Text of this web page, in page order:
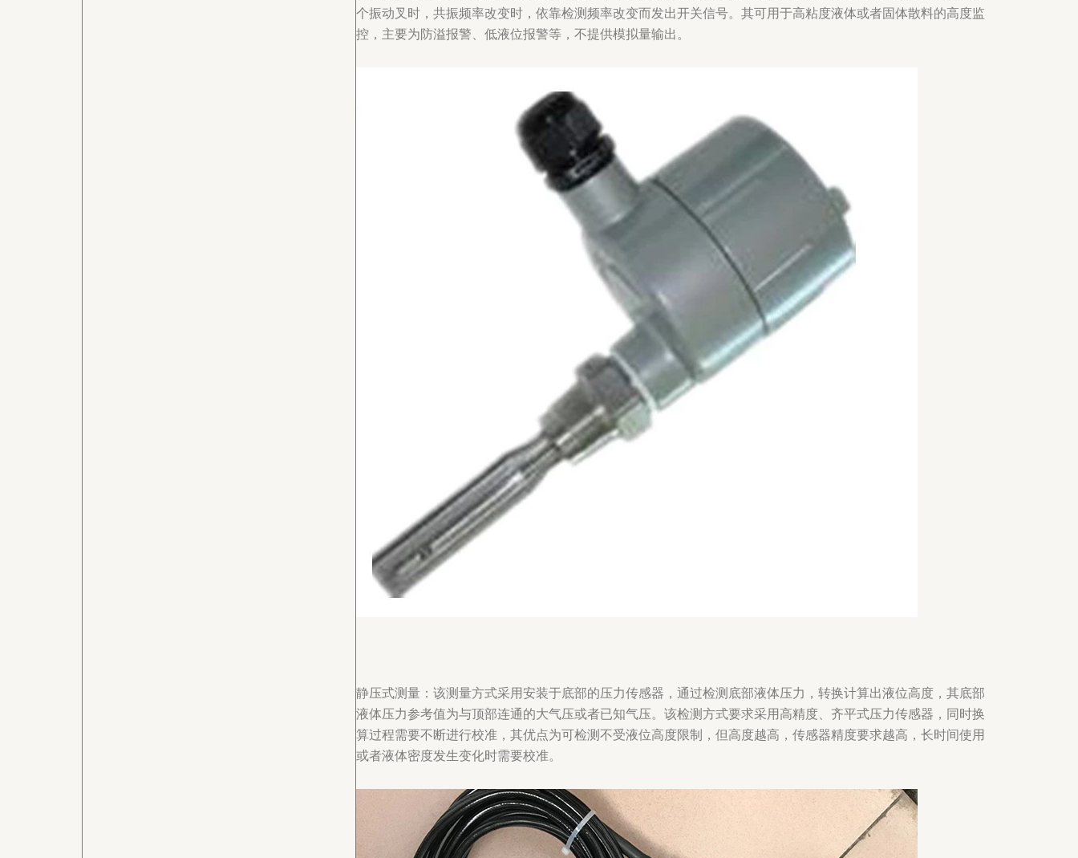
个振动叉时，共振频率改变时，依靠检测频率改变而发出开关信号。其可用于高粘度液体或者固体散料的高度监
控，主要为防溢报警、低液位报警等，不提供模拟量输出。
静压式测量：该测量方式采用安装于底部的压力传感器，通过检测底部液体压力，转换计算出液位高度，其底部
液体压力参考值为与顶部连通的大气压或者已知气压。该检测方式要求采用高精度、齐平式压力传感器，同时换
算过程需要不断进行校准，其优点为可检测不受液位高度限制，但高度越高，传感器精度要求越高，长时间使用
或者液体密度发生变化时需要校准。